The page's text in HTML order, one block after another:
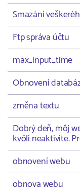
Smazání
Ftp správa účtu
max_input_time
Obnovení
změna textu
Dobrý deň, môj
kvôli neaktivite.
obnovení webu
obnova webu